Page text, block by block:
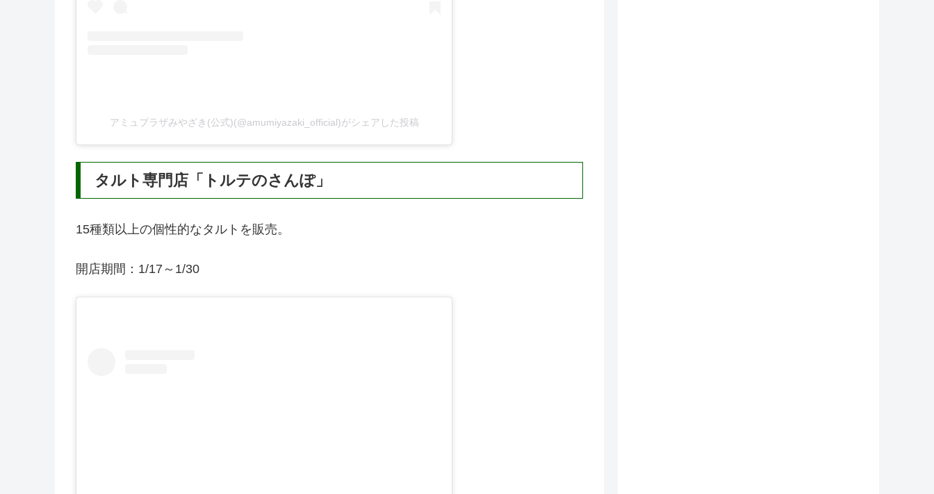
アミュプラザみやざき(公式)(@amumiyazaki_official)がシェアした投稿
タルト専門店「トルテのさんぽ」
15種類以上の個性的なタルトを販売。
開店期間：1/17～1/30